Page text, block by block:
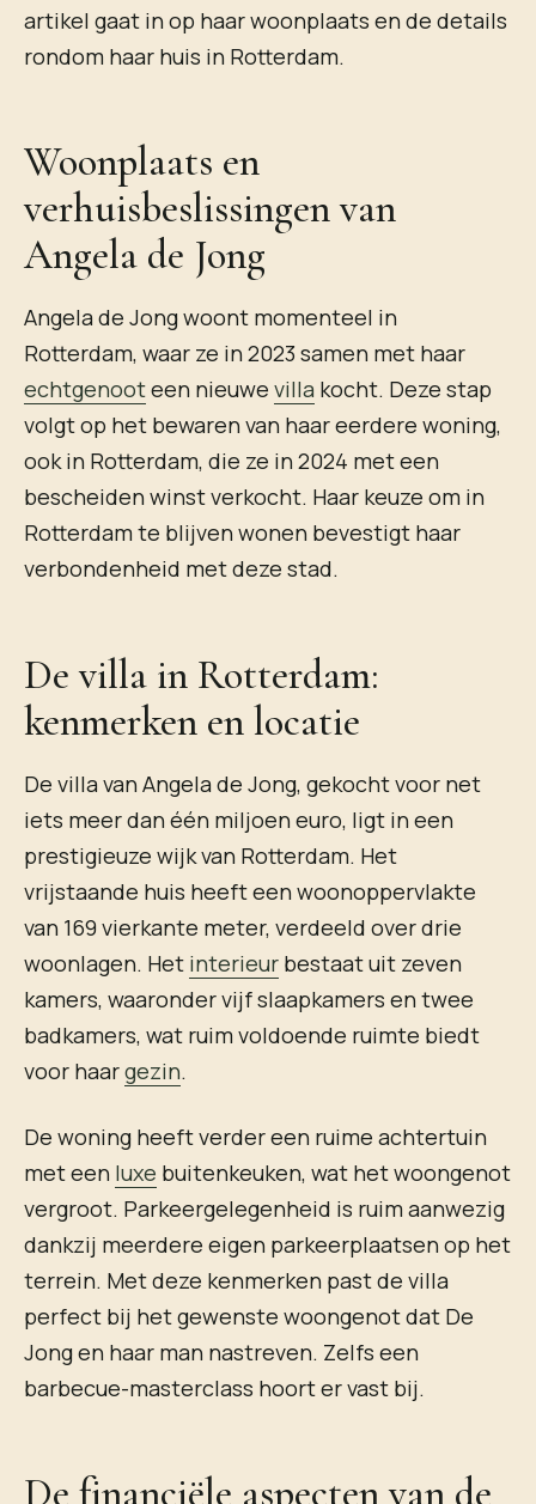
artikel gaat in op haar woonplaats en de details
rondom haar huis in Rotterdam.
Woonplaats en
verhuisbeslissingen van
Angela de Jong
Angela de Jong woont momenteel in
Rotterdam, waar ze in 2023 samen met haar
echtgenooteen nieuwe villa kocht. Deze stap
volgt op het bewaren van haar eerdere woning,
ook in Rotterdam, die ze in 2024 met een
bescheiden winst verkocht. Haar keuze om in
Rotterdam te blijven wonen bevestigt haar
verbondenheid met deze stad.
De villa in Rotterdam:
kenmerken en locatie
De villa van Angela de Jong, gekocht voor net
iets meer dan één miljoen euro, ligt in een
prestigieuze wijk van Rotterdam. Het
vrijstaande huis heeft een woonoppervlakte
van 169 vierkante meter, verdeeld over drie
woonlagen. Het interieur bestaat uit zeven
kamers, waaronder vijf slaapkamers en twee
badkamers, wat ruim voldoende ruimte biedt
voor haargezin.
De woning heeft verder een ruime achtertuin
met een luxe buitenkeuken, wat het woongenot
vergroot. Parkeergelegenheid is ruim aanwezig
dankzij meerdere eigen parkeerplaatsen op het
terrein. Met deze kenmerken past de villa
perfect bij het gewenste woongenot dat De
Jong en haar man nastreven. Zelfs een
barbecue-masterclass hoort er vast bij.